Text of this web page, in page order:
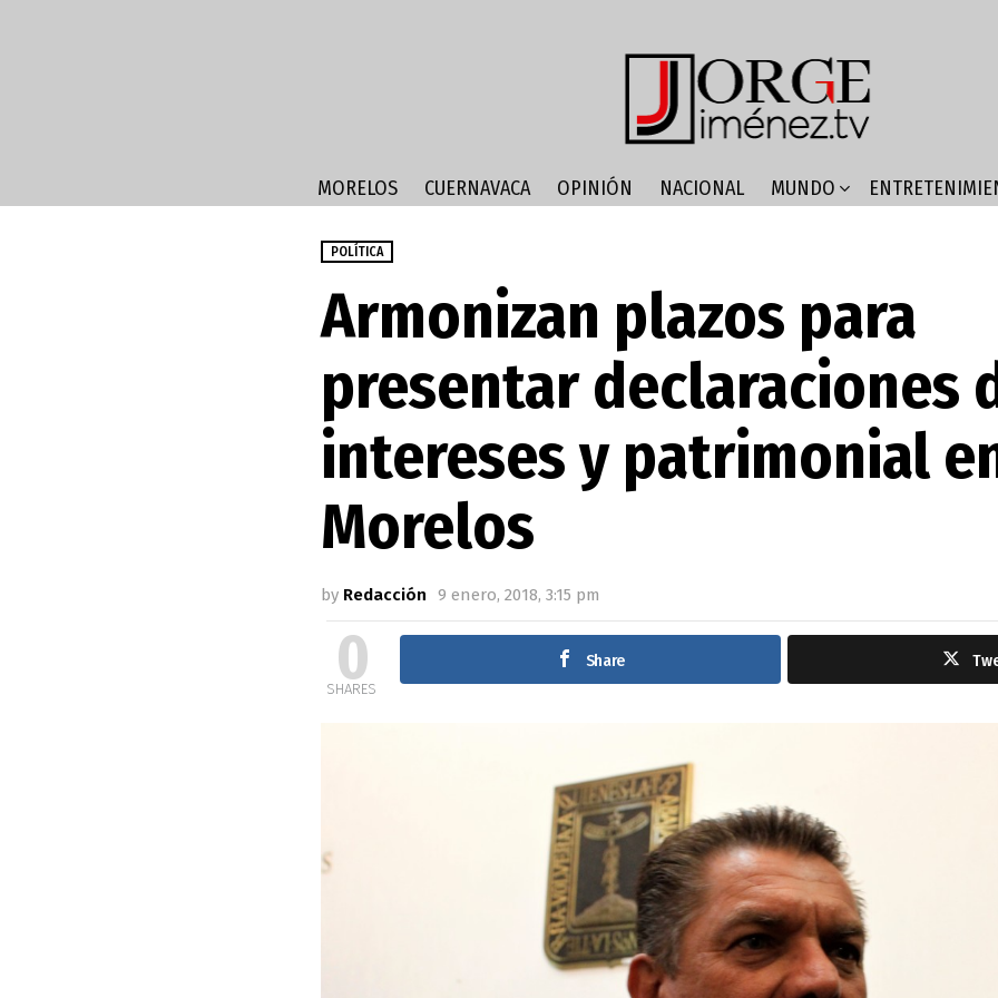
MORELOS CUERNAVACA OPINIÓN NACIONAL MUNDO
POLÍTICA
Armonizan plazos para
presentar declaraciones
intereses y patrimonial
Morelos
by Redacción 9 enero, 2018, 3:15 pm
0
SHARES
Share